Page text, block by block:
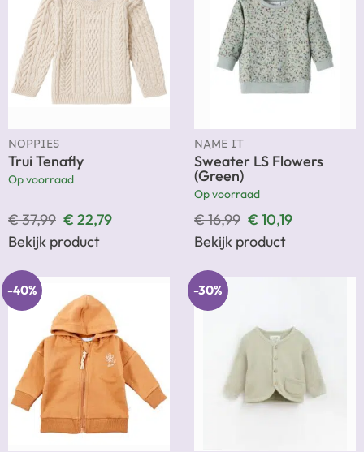
NOPPIES
Trui Tenafly
Op voorraad
€37,99 € 22,79
Bekijk product
NAME IT
Sweater LS Flowers
(Green)
Op voorraad
€16,99 € 10,19
Bekijk product
-40% -30%